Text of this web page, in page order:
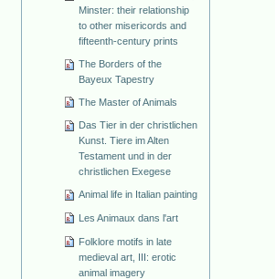
Minster: their relationship
to other misericords and
fifteenth-century prints
The Borders of the
Bayeux Tapestry
The Master of Animals
Das Tier in der christlichen
Kunst. Tiere im Alten
Testament und in der
christlichen Exegese
Animal life in Italian painting
Les Animaux dans l'art
Folklore motifs in late
medieval art, III: erotic
animal imagery